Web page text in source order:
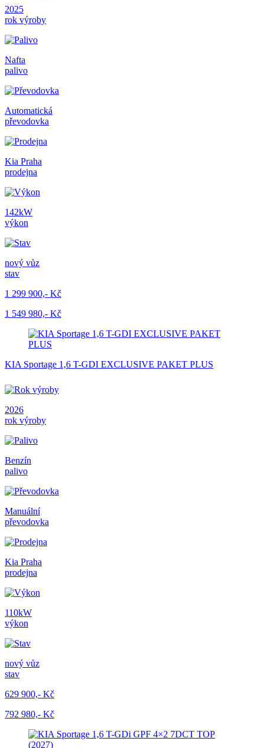
2025
rok výroby
Nafta
palivo
Automatická
převodovka
Kia Praha
prodejna
142kW
výkon
nový vůz
stav
1 299 900,- Kč
1 549 980,- Kč
KIA Sportage 1,6 T-GDI EXCLUSIVE PAKET PLUS
2026
rok výroby
Benzín
palivo
Manuální
převodovka
Kia Praha
prodejna
110kW
výkon
nový vůz
stav
629 900,- Kč
792 980,- Kč